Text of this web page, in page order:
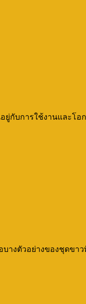
กับการใช้งานและโ
างตัวอย่างของชุดขา